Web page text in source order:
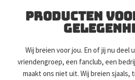
Producten
Wij breien voor jou. En of jij nu deel
vriendengroep, een fanclub, een
maakt ons niet uit. Wij breien sjaals,